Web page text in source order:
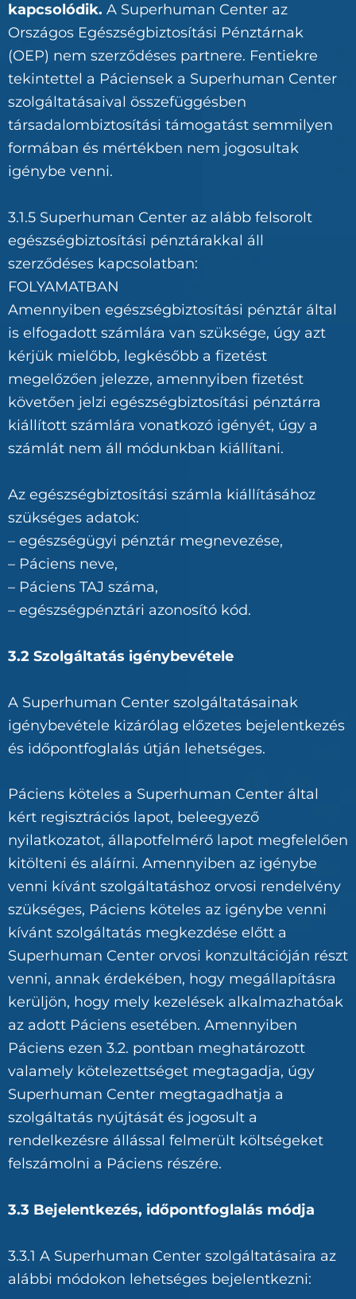
kapcsolódik. A Superhuman Center az
Országos Egészségbiztosítási Pénztárnak
(OEP) nem szerződéses partnere. Fentiekre
tekintettel a Páciensek a Superhuman Center
szolgáltatásaival összefüggésben
társadalombiztosítási támogatást semmilyen
formában és mértékben nem jogosultak
igénybe venni.
3.1.5 Superhuman Center az alább felsorolt
egészségbiztosítási pénztárakkal áll
szerződéses kapcsolatban:
FOLYAMATBAN
Amennyiben egészségbiztosítási pénztár által
is elfogadott számlára van szüksége, úgy azt
kérjük mielőbb, legkésőbb a fizetést
megelőzően jelezze, amennyiben fizetést
követően jelzi egészségbiztosítási pénztárra
kiállított számlára vonatkozó igényét, úgy a
számlát nem áll módunkban kiállítani.
Az egészségbiztosítási számla kiállításához
szükséges adatok:
– egészségügyi pénztár megnevezése,
– Páciens neve,
– Páciens TAJ száma,
– egészségpénztári azonosító kód.
3.2 Szolgáltatás igénybevétele
A Superhuman Center szolgáltatásainak
igénybevétele kizárólag előzetes bejelentkezés
és időpontfoglalás útján lehetséges.
Páciens köteles a Superhuman Center által
kért regisztrációs lapot, beleegyező
nyilatkozatot, állapotfelmérő lapot megfelelően
kitölteni és aláírni. Amennyiben az igénybe
venni kívánt szolgáltatáshoz orvosi rendelvény
szükséges, Páciens köteles az igénybe venni
kívánt szolgáltatás megkezdése előtt a
Superhuman Center orvosi konzultációján részt
venni, annak érdekében, hogy megállapításra
kerüljön, hogy mely kezelések alkalmazhatóak
az adott Páciens esetében. Amennyiben
Páciens ezen 3.2. pontban meghatározott
valamely kötelezettséget megtagadja, úgy
Superhuman Center megtagadhatja a
szolgáltatás nyújtását és jogosult a
rendelkezésre állással felmerült költségeket
felszámolni a Páciens részére.
3.3 Bejelentkezés, időpontfoglalás módja
3.3.1 A Superhuman Center szolgáltatásaira az
alábbi módokon lehetséges bejelentkezni: